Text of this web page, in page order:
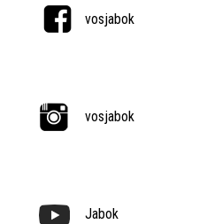
vosjabok
vosjabok
Jabok